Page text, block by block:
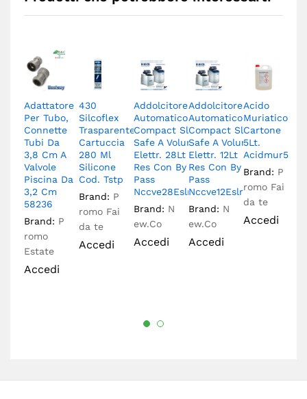
Adattatore
Per Tubo,
Connette
Tubi Da
3,8 Cm A
Valvole
Piscina Da
3,2 Cm
58236
Brand: P
romo
Estate
Accedi
430
Silcoflex
Trasparente
Cartuccia
280 Ml
Silicone
Cod. Tstp
Brand: P
romo Fai
da te
Accedi
Addolcitore
Automatico
Compact Slim
Safe A Volume
Elettr. 28Lt
Res Con By
Pass
Nccve28Eslrbp
Brand: N
ew.Co
Accedi
Addolcitore
Automatico
Compact Slim
Safe A Volume
Elettr. 12Lt
Res Con By
Pass
Nccve12Eslrbp
Brand: N
ew.Co
Accedi
Acido
Muriatico
Cartone
5Lt.
Acidmur5
Brand: P
romo Fai
da te
Accedi